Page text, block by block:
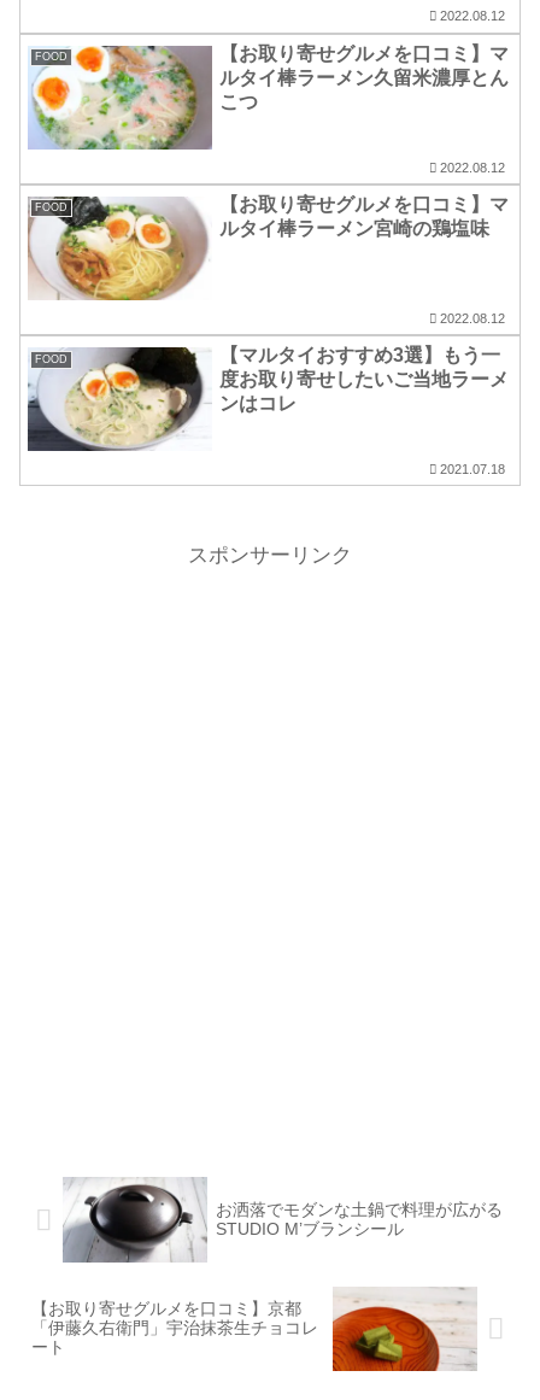
2022.08.12
FOOD
【お取り寄せグルメを口コミ】マ
ルタイ棒ラーメン久留米濃厚とん
こつ
2022.08.12
FOOD
【お取り寄せグルメを口コミ】マ
ルタイ棒ラーメン宮崎の鶏塩味
2022.08.12
FOOD
【マルタイおすすめ3選】もう一
度お取り寄せしたいご当地ラーメ
ンはコレ
2021.07.18
スポンサーリンク
お洒落でモダンな土鍋で料理が広がる
STUDIO M’ブランシール
【お取り寄せグルメを口コミ】京都
「伊藤久右衛門」宇治抹茶生チョコレ
ート